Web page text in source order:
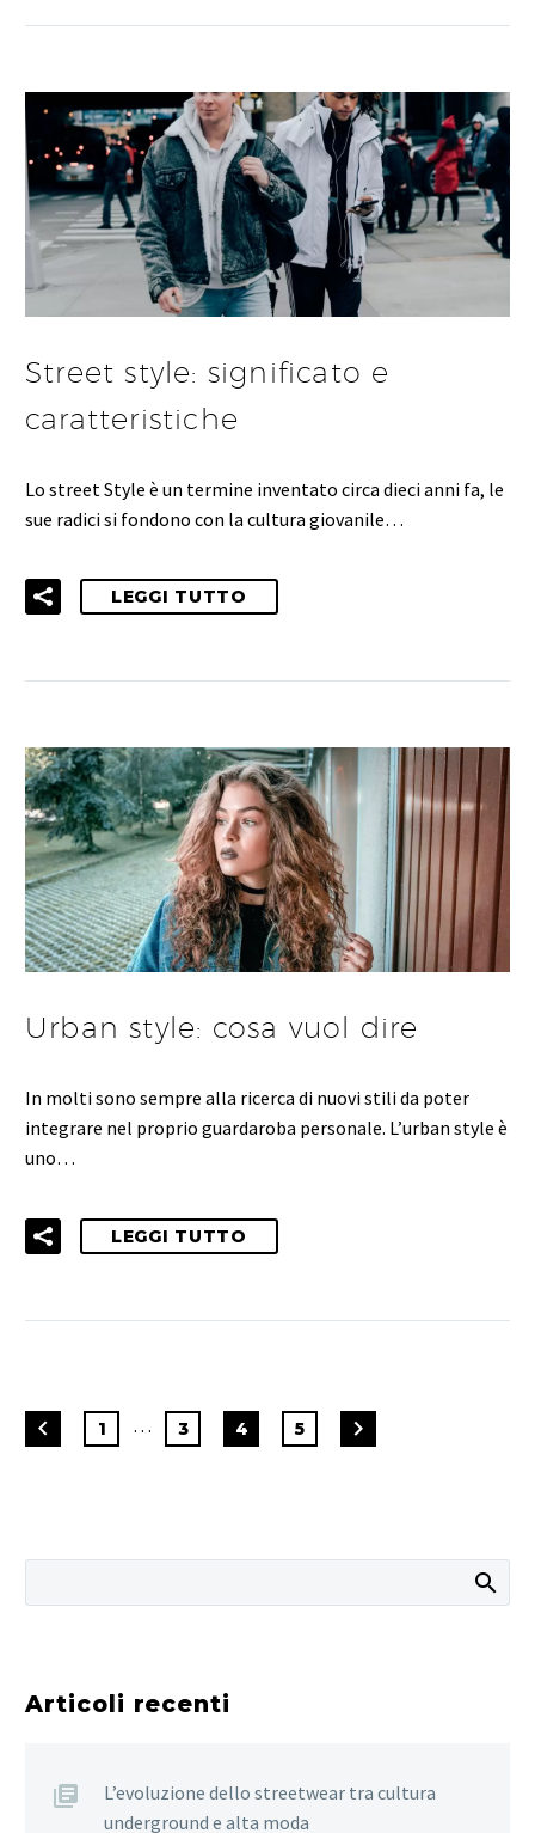
Street style: significato e
caratteristiche
Lo street Style è un termine inventato circa dieci anni fa, le
sue radici si fondono con la cultura giovanile…
LEGGI TUTTO
Urban style: cosa vuol dire
In molti sono sempre alla ricerca di nuovi stili da poter
integrare nel proprio guardaroba personale. L’urban style è
uno…
LEGGI TUTTO
1 … 3 4 5
Articoli recenti
L’evoluzione dello streetwear tra cultura
underground e alta moda